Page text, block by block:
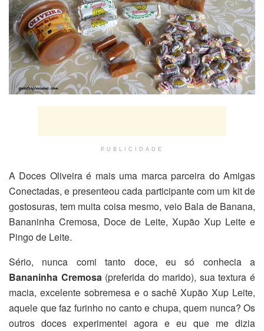
PUBLICIDADE
A Doces Oliveira é mais uma marca parceira do Amigas
Conectadas, e presenteou cada participante com um kit de
gostosuras, tem muita coisa mesmo, veio Bala de Banana,
Bananinha Cremosa, Doce de Leite, Xupão Xup Leite e
Pingo de Leite.
Sério, nunca comi tanto doce, eu só conhecia a
Bananinha Cremosa (preferida do marido), sua textura é
macia, excelente sobremesa e o sachê Xupão Xup Leite,
aquele que faz furinho no canto e chupa, quem nunca? Os
outros doces experimentei agora e eu que me dizia